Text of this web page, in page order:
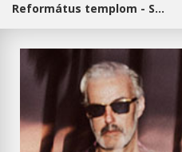
Református templom - Salgótarján